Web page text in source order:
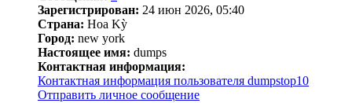
Зарегистрирован: 24 июн 2026, 05:40
Страна: Hoa Kỳ
Город: new york
Настоящее имя: dumps
Контактная информация:
Контактная информация пользователя dumpstop10
Отправить личное сообщение